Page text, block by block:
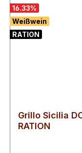
16.33%
Weißwein
RATION
Grillo Sicilia
RATION